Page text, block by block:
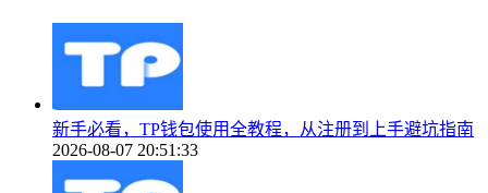
新手必看，TP钱包使用全教程，从注册到上手避坑指南
2026-08-07 20:51:33